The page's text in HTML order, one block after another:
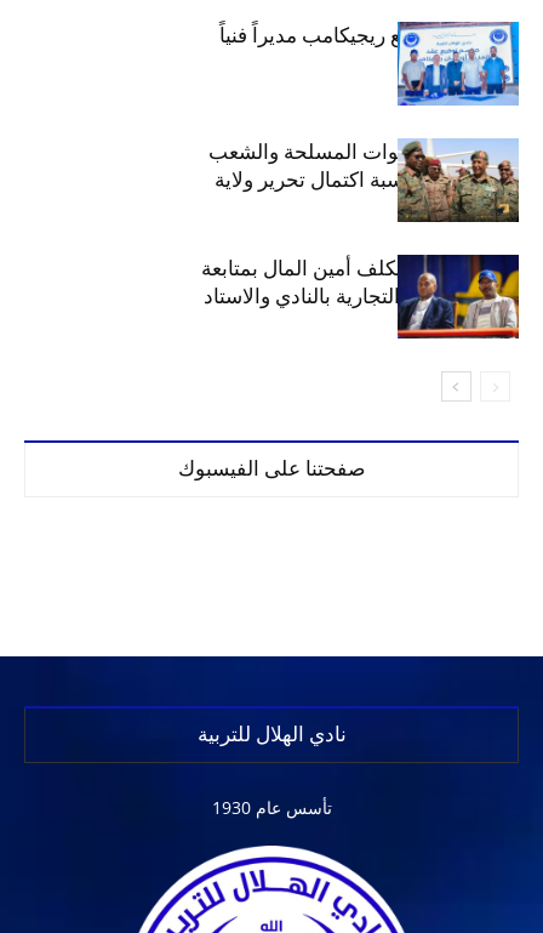
الهلال يتعاقد مع ريجيكامب مديراً فنياً
الهلال يهنئ القوات المسلحة والشعب
السوداني بمناسبة اكتمال تحرير ولاية
الخرطوم
مجلس الهلال يكلف أمين المال بمتابعة
ملف المحلات التجارية بالنادي والاستاد
صفحتنا على الفيسبوك
نادي الهلال للتربية
تأسس عام 1930